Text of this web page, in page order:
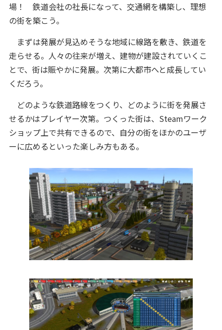
場！ 鉄道会社の社長になって、交通網を構築し、理想
の街を築こう。
まずは発展が見込めそうな地域に線路を敷き、鉄道を
走らせる。人々の往来が増え、建物が建設されていくこ
とで、街は賑やかに発展。次第に大都市へと成長してい
くだろう。
どのような鉄道路線をつくり、どのように街を発展さ
せるかはプレイヤー次第。つくった街は、Steamワーク
ショップ上で共有できるので、自分の街をほかのユーザ
ーに広めるといった楽しみ方もある。